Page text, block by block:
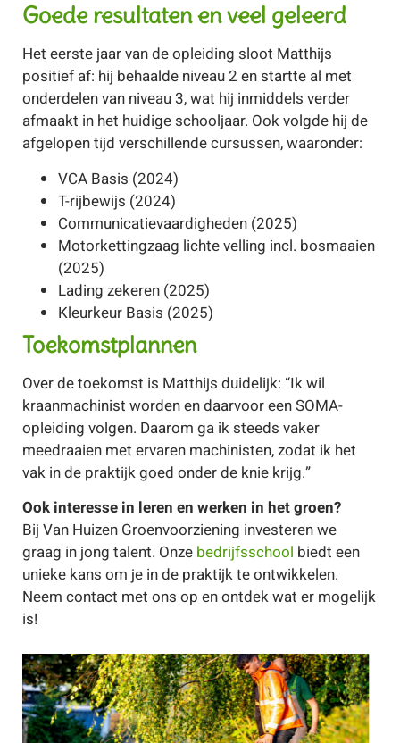
Goede resultaten en veel geleerd
Het eerste jaar van de opleiding sloot Matthijs
positief af: hij behaalde niveau 2 en startte al met
onderdelen van niveau 3, wat hij inmiddels verder
afmaakt in het huidige schooljaar. Ook volgde hij de
afgelopen tijd verschillende cursussen, waaronder:
VCA Basis (2024)
T-rijbewijs (2024)
Communicatievaardigheden (2025)
Motorkettingzaag lichte velling incl. bosmaaien
(2025)
Lading zekeren (2025)
Kleurkeur Basis (2025)
Toekomstplannen
Over de toekomst is Matthijs duidelijk: “Ik wil
kraanmachinist worden en daarvoor een SOMA-
opleiding volgen. Daarom ga ik steeds vaker
meedraaien met ervaren machinisten, zodat ik het
vak in de praktijk goed onder de knie krijg.”
Ook interesse in leren en werken in het groen?
Bij Van Huizen Groenvoorziening investeren we
graag in jong talent. Onze bedrijfsschool biedt een
unieke kans om je in de praktijk te ontwikkelen.
Neem contact met ons op en ontdek wat er mogelijk
is!